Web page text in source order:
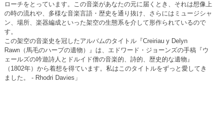
ローチをとっています。この音楽があなたの元に届くとき、それは想像上
の時の流れや、多様な音楽言語・歴史を通り抜け、さらにはミュージシャ
ン、場所、楽器編成といった架空の生態系を介して形作られているので
す。
この架空の音楽史を冠したアルバムのタイトル『Creiriau y Delyn
Rawn（馬毛のハープの遺物）』は、エドワード・ジョーンズの手稿『ウ
ェールズの吟遊詩人とドルイド僧の音楽的、詩的、歴史的な遺物』
（1802年）から着想を得ています。私はこのタイトルをずっと愛してき
ました。 - Rhodri Davies」